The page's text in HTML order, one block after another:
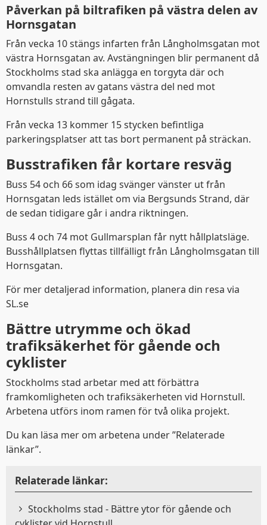
Påverkan på biltrafiken på västra delen av
Hornsgatan
Från vecka 10 stängs infarten från Långholmsgatan mot
västra Hornsgatan av. Avstängningen blir permanent då
Stockholms stad ska anlägga en torgyta där och
omvandla resten av gatans västra del ned mot
Hornstulls strand till gågata.
Från vecka 13 kommer 15 stycken befintliga
parkeringsplatser att tas bort permanent på sträckan.
Busstrafiken får kortare resväg
Buss 54 och 66 som idag svänger vänster ut från
Hornsgatan leds istället om via Bergsunds Strand, där
de sedan tidigare går i andra riktningen.
Buss 4 och 74 mot Gullmarsplan får nytt hållplatsläge.
Busshållplatsen flyttas tillfälligt från Långholmsgatan till
Hornsgatan.
För mer detaljerad information, planera din resa via
SL.se
Bättre utrymme och ökad
trafiksäkerhet för gående och
cyklister
Stockholms stad arbetar med att förbättra
framkomligheten och trafiksäkerheten vid Hornstull.
Arbetena utförs inom ramen för två olika projekt.
Du kan läsa mer om arbetena under ”Relaterade
länkar”.
Relaterade länkar:
Stockholms stad - Bättre ytor för gående och